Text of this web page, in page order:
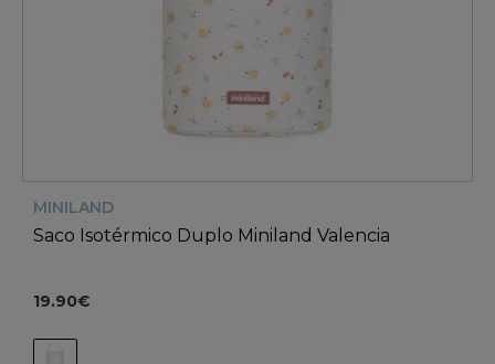
MINILAND
Saco Isotérmico Duplo Miniland Valencia
19.90€